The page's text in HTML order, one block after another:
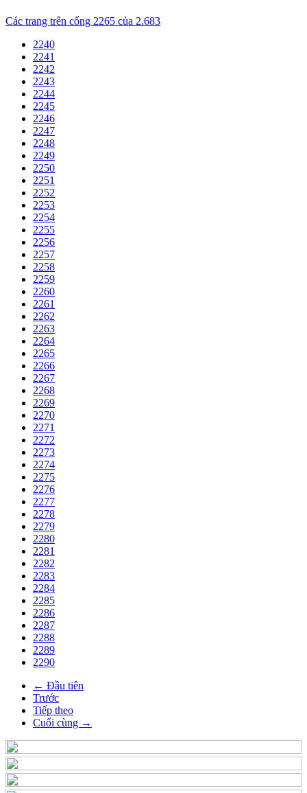
Các trang trên cổng 2265 của 2.683
2240
2241
2242
2243
2244
2245
2246
2247
2248
2249
2250
2251
2252
2253
2254
2255
2256
2257
2258
2259
2260
2261
2262
2263
2264
2265
2266
2267
2268
2269
2270
2271
2272
2273
2274
2275
2276
2277
2278
2279
2280
2281
2282
2283
2284
2285
2286
2287
2288
2289
2290
← Đầu tiên
Trước
Tiếp theo
Cuối cùng →